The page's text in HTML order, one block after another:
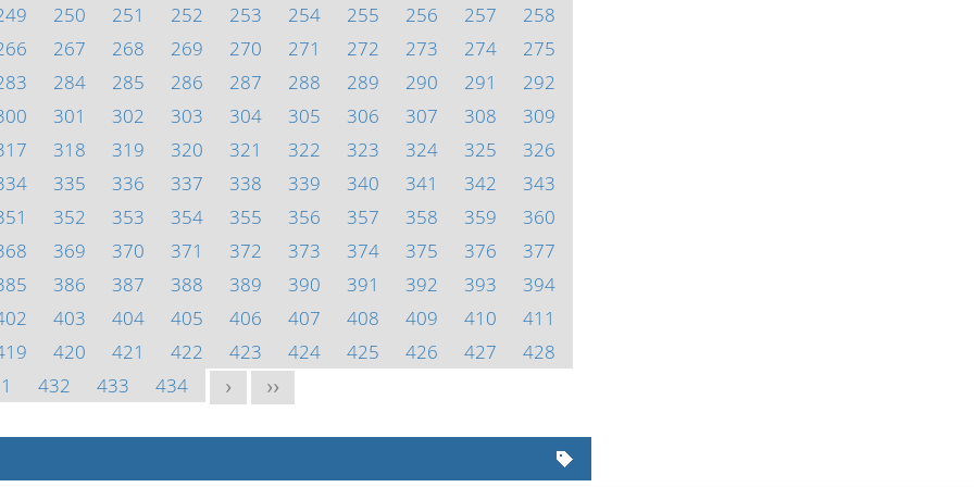
250 251 252 253 254 255 256 257
258
267 268 269 270 271 272 273 274
275
284 285 286 287 288 289 290 291
292
301 302 303 304 305 306 307 308
309
318 319 320 321 322 323 324 325
326
335 336 337 338 339 340 341 342
343
352 353 354 355 356 357 358 359
360
369 370 371 372 373 374 375 376
377
386 387 388 389 390 391 392 393
394
403 404 405 406 407 408 409 410
411
420 421 422 423 424 425 426 427
428
432 433 434 > >>